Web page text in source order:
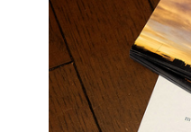
り
が
と